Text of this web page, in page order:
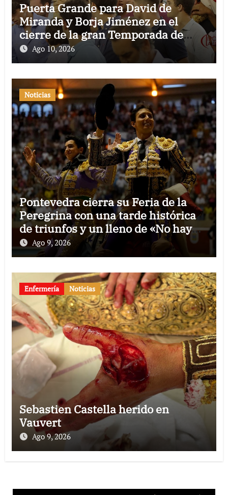
Puerta Grande para David de
Miranda y Borja Jiménez en el
cierre de la gran Temporada de
Verano de El Puerto
Ago 10, 2026
Noticias
Pontevedra cierra su Feria de la
Peregrina con una tarde histórica
de triunfos y un lleno de «No hay
billetes»
Ago 9, 2026
Enfermería Noticias
Sebastien Castella herido en
Vauvert
Ago 9, 2026